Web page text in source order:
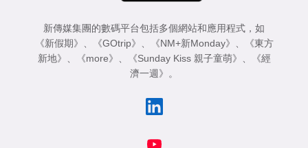
新傳媒集團的數碼平台包括多個網站和應用程式，如
《新假期》
《GOtrip》 《NM+新Monday》
《東方
新地》
《more》 《Sunday Kiss 親子童萌》
《經
濟一週》
。